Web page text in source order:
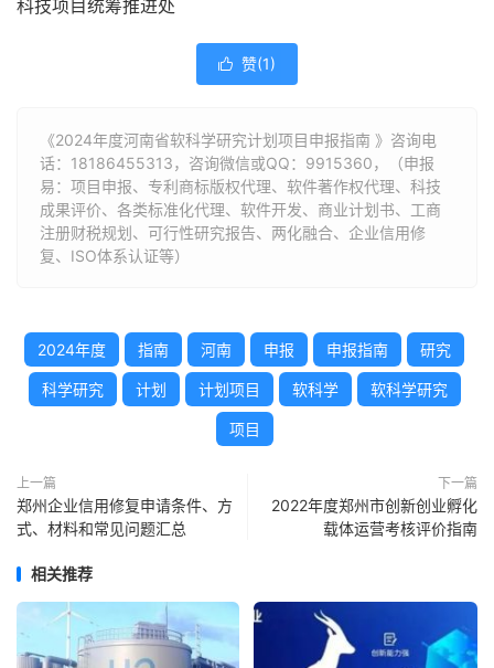
科技项目统筹推进处
 赞(1)
《2024年度河南省软科学研究计划项目申报指南 》咨询电
话： 18186455313，咨询微信或QQ：9915360，（申报
易：项目申报、专利商标版权代理、软件著作权代理、科技
成果评价、各类标准化代理、软件开发、商业计划书、工商
注册财税规划、可行性研究报告、两化融合、企业信用修
复、ISO体系认证等）
2024年度 指南 河南 申报 申报指南 研究
科学研究 计划 计划项目 软科学 软科学研究
项目
上一篇
郑州企业信用修复申请条件、方
式、材料和常见问题汇总
下一篇
2022年度郑州市创新创业孵化
载体运营考核评价指南
相关推荐